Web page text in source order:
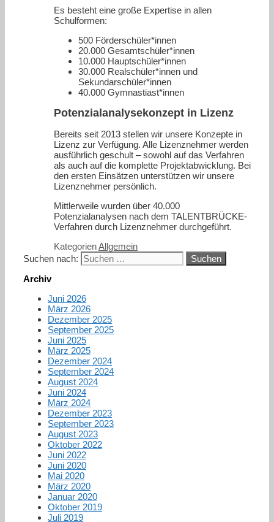
Es besteht eine große Expertise in allen
Schulformen:
500 Förderschüler*innen
20.000 Gesamtschüler*innen
10.000 Hauptschüler*innen
30.000 Realschüler*innen und
Sekundarschüler*innen
40.000 Gymnastiast*innen
Potenzialanalysekonzept in Lizenz
Bereits seit 2013 stellen wir unsere Konzepte in
Lizenz zur Verfügung. Alle Lizenznehmer werden
ausführlich geschult – sowohl auf das Verfahren
als auch auf die komplette Projektabwicklung. Bei
den ersten Einsätzen unterstützen wir unsere
Lizenznehmer persönlich.
Mittlerweile wurden über 40.000
Potenzialanalysen nach dem TALENTBRÜCKE-
Verfahren durch Lizenznehmer durchgeführt.
KategorienAllgemein
Suchen nach:
Archiv
Juni 2026
März 2026
Dezember 2025
September 2025
Juni 2025
März 2025
Dezember 2024
September 2024
August 2024
Juni 2024
März 2024
Dezember 2023
September 2023
August 2023
Oktober 2022
Juni 2022
Juni 2020
Mai 2020
März 2020
Januar 2020
Oktober 2019
Juli 2019